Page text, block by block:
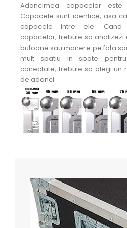
Adancimea capacelor
Capacele sunt identice, asa
capacele intre ele. Cand
capacelor, trebuie sa analizezi
butoane sau manere pe fata
mult spatiu in spate
conectate, trebuie sa alegi un
de adanci.